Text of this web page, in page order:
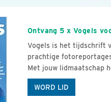
Ontvang 5 x Vogels
Vogels is het tijdschrift
prachtige
Met jouw lidmaatschap
WORD LID